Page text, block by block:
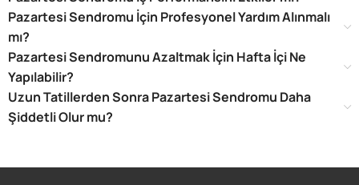
Pazartesi Sendromu İçin Profesyonel Yardım Alınmalı
mı?
Pazartesi Sendromunu Azaltmak İçin Hafta İçi Ne
Yapılabilir?
Uzun Tatillerden Sonra Pazartesi Sendromu Daha
Şiddetli Olur mu?